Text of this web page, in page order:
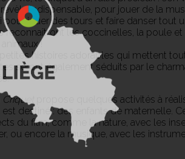
indispensable, pour jouer de la
jouer des tours et faire danser tout
reconnaîtront les coccinelles, la poule et
!
histoires adorables qui mettent
seront également séduits par le
Criquet
propose quelques activités à
destiné : des enfants de maternelle.
du film, comme la nature, avec les
ou encore la musique, avec les